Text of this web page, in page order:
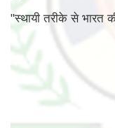
"स्थायी तरीके से भारत